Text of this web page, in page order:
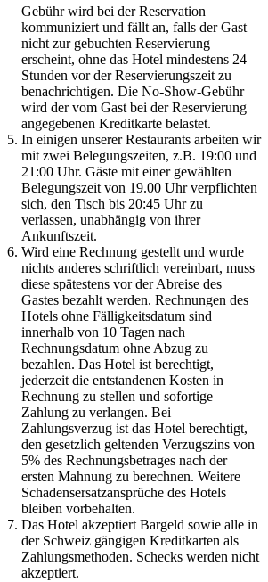
Gebühr wird bei der Reservation
kommuniziert und fällt an, falls der Gast
nicht zur gebuchten Reservierung
erscheint, ohne das Hotel mindestens 24
Stunden vor der Reservierungszeit zu
benachrichtigen. Die No-Show-Gebühr
wird der vom Gast bei der Reservierung
angegebenen Kreditkarte belastet.
In einigen unserer Restaurants arbeiten wir
mit zwei Belegungszeiten, z.B. 19:00 und
21:00 Uhr. Gäste mit einer gewählten
Belegungszeit von 19.00 Uhr verpflichten
sich, den Tisch bis 20:45 Uhr zu
verlassen, unabhängig von ihrer
Ankunftszeit.
Wird eine Rechnung gestellt und wurde
nichts anderes schriftlich vereinbart, muss
diese spätestens vor der Abreise des
Gastes bezahlt werden. Rechnungen des
Hotels ohne Fälligkeitsdatum sind
innerhalb von 10 Tagen nach
Rechnungsdatum ohne Abzug zu
bezahlen. Das Hotel ist berechtigt,
jederzeit die entstandenen Kosten in
Rechnung zu stellen und sofortige
Zahlung zu verlangen. Bei
Zahlungsverzug ist das Hotel berechtigt,
den gesetzlich geltenden Verzugszins von
5% des Rechnungsbetrages nach der
ersten Mahnung zu berechnen. Weitere
Schadensersatzansprüche des Hotels
bleiben vorbehalten.
Das Hotel akzeptiert Bargeld sowie alle in
der Schweiz gängigen Kreditkarten als
Zahlungsmethoden. Schecks werden nicht
akzeptiert.